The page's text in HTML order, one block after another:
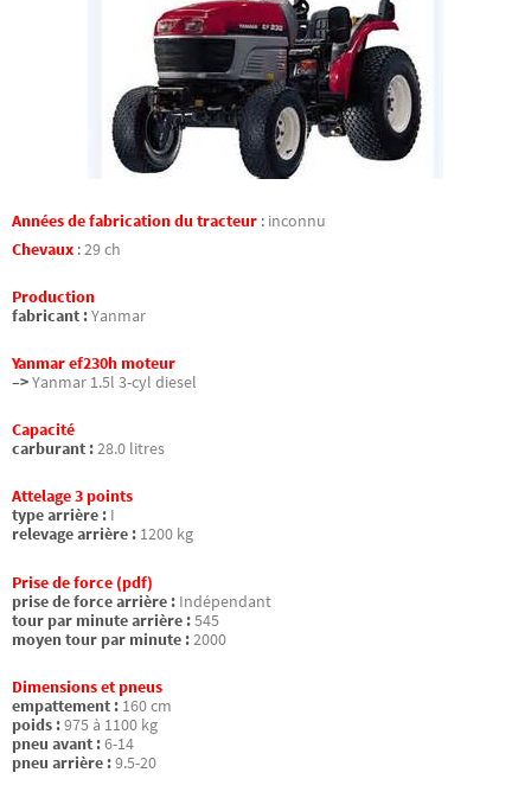
Années de fabrication du tracteur : inconnu
Chevaux :29 ch
Production
fabricant :Yanmar
Yanmar ef230h moteur
–>Yanmar 1.5l 3-cyl diesel
Capacité
carburant :28.0 litres
Attelage 3 points
type arrière : I
relevage arrière : 1200 kg
Prise de force (pdf)
prise de force arrière : Indépendant
tour par minute arrière :545
moyen tour par minute :2000
Dimensions et pneus
empattement : 160 cm
poids :975 à 1100 kg
pneu avant :6-14
pneu arrière :9.5-20